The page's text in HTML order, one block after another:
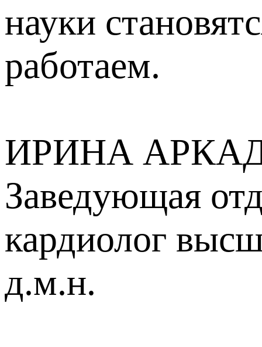
науки
работаем.
ИРИНА
Заведующая
кардиолог
д.м.н.